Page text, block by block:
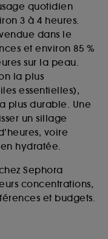
quotidien
3 à 4 heures.
dans le
et environ 85 %
sur la peau.
la plus
essentielles),
plus durable. Une
un sillage
voire
hydratée.
Sephora
concentrations,
et budgets.